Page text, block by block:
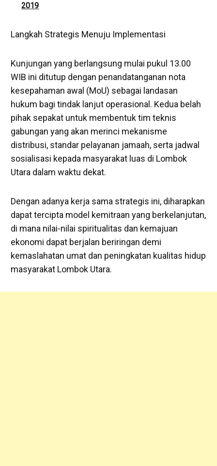
2019
Langkah Strategis Menuju Implementasi
Kunjungan yang berlangsung mulai pukul 13.00
WIB ini ditutup dengan penandatanganan nota
kesepahaman awal (MoU) sebagai landasan
hukum bagi tindak lanjut operasional. Kedua belah
pihak sepakat untuk membentuk tim teknis
gabungan yang akan merinci mekanisme
distribusi, standar pelayanan jamaah, serta jadwal
sosialisasi kepada masyarakat luas di Lombok
Utara dalam waktu dekat.
Dengan adanya kerja sama strategis ini, diharapkan
dapat tercipta model kemitraan yang berkelanjutan,
di mana nilai-nilai spiritualitas dan kemajuan
ekonomi dapat berjalan beriringan demi
kemaslahatan umat dan peningkatan kualitas hidup
masyarakat Lombok Utara.